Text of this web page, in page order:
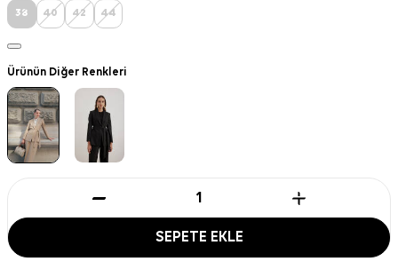
38 40 42 44
Ürünün Diğer Renkleri
SEPETE EKLE